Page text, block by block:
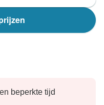
beperkte tijd